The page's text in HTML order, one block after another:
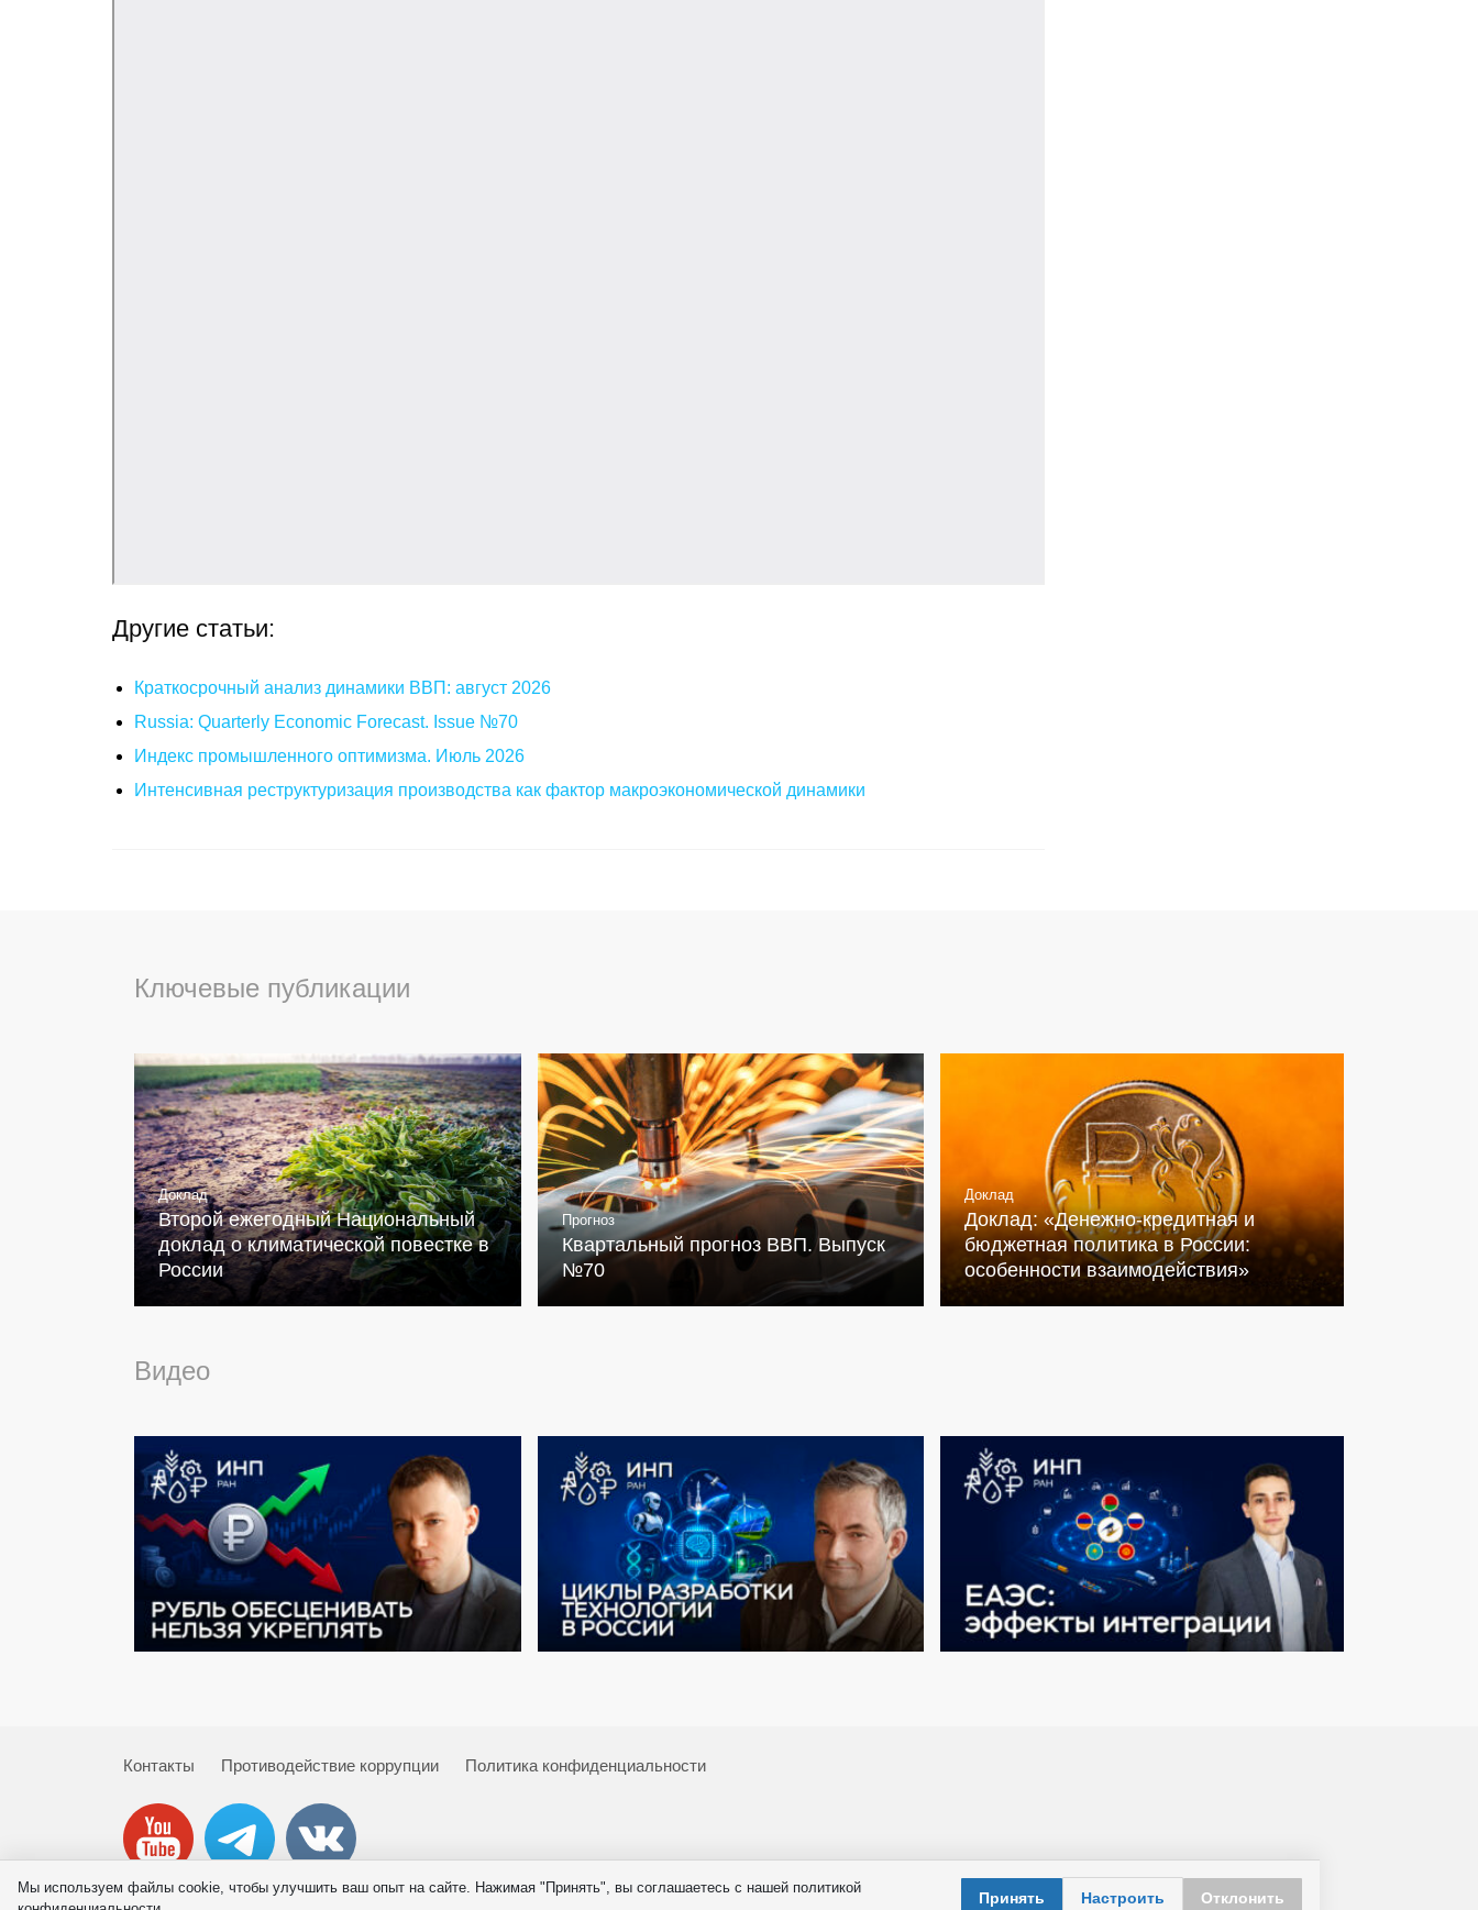
Другие статьи:
Краткосрочный анализ динамики ВВП: август 2026
Russia: Quarterly Economic Forecast. Issue №70
Индекс промышленного оптимизма. Июль 2026
Интенсивная реструктуризация производства как фактор макроэкономической динамики
Ключевые публикации
Доклад
Второй ежегодный Национальный
доклад о климатической повестке в
России
Прогноз
Квартальный прогноз ВВП. Выпуск
№70
Доклад
Доклад: «Денежно-кредитная и
бюджетная политика в России:
особенности взаимодействия»
Видео
Контакты Противодействие коррупции Политика конфиденциальности
© 2026 ИНП РАН
Мы используем файлы cookie, чтобы улучшить ваш опыт на сайте. Нажимая "Принять", вы соглашаетесь с нашей политикой
Принять Настроить Отклонить